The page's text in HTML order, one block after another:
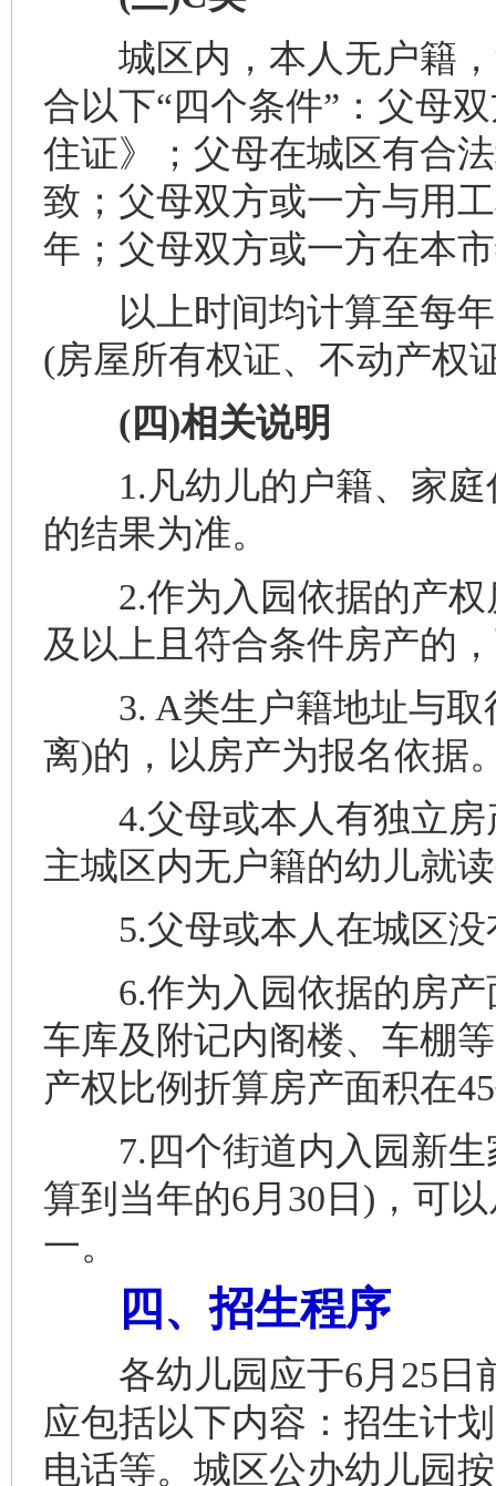
城区内，本人无户籍，
合以下“四个条件”：父母
住证》；父母在城区有合
致；父母双方或一方与用
年；父母双方或一方在本
以上时间均计算至每年
(房屋所有权证、不动产权
(四)相关说明
1.凡幼儿的户籍、家庭
的结果为准。
2.作为入园依据的产权
及以上且符合条件房产的
3. A类生户籍地址与取
离)的，以房产为报名依据
4.父母或本人有独立房
主城区内无户籍的幼儿就
5.父母或本人在城区没
6.作为入园依据的房产
车库及附记内阁楼、车棚
产权比例折算房产面积在
7.四个街道内入园新生
算到当年的6月30日)，可
一。
四、招生程序
各幼儿园应于6月25日
应包括以下内容：招生计
电话等。城区公办幼儿园